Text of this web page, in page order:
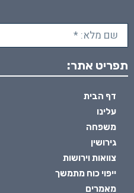
תפריט אתר:
דף הבית
עלינו
משפחה
גירושין
צוואות וירושות
ייפוי כוח מתמשך
מאמרים